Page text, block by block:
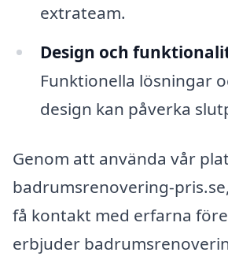
extrateam.
Design och
Funktionella lösningar
design kan påverka
Genom att använda vår
badrumsrenovering-
få kontakt med erfarna
erbjuder